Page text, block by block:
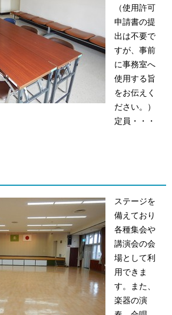
（使用許可
申請書の提
出は不要で
すが、事前
に事務室へ
使用する旨
をお伝えく
ださい。）
定員・・・
ステージを
備えており
各種集会や
講演会の会
場として利
用できま
す。また、
楽器の演